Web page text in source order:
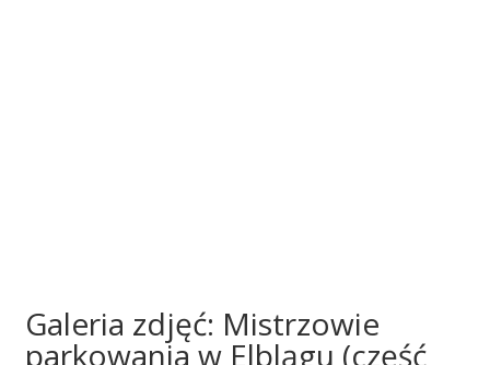
Galeria zdjęć: Mistrzowie
parkowania w Elblągu (część